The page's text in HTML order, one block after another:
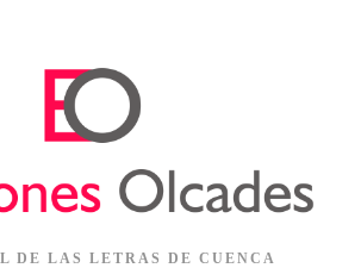
DE LAS LETRAS DE CUENCA